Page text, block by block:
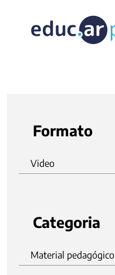
Formato
Video
Categoria
Material pedagógico